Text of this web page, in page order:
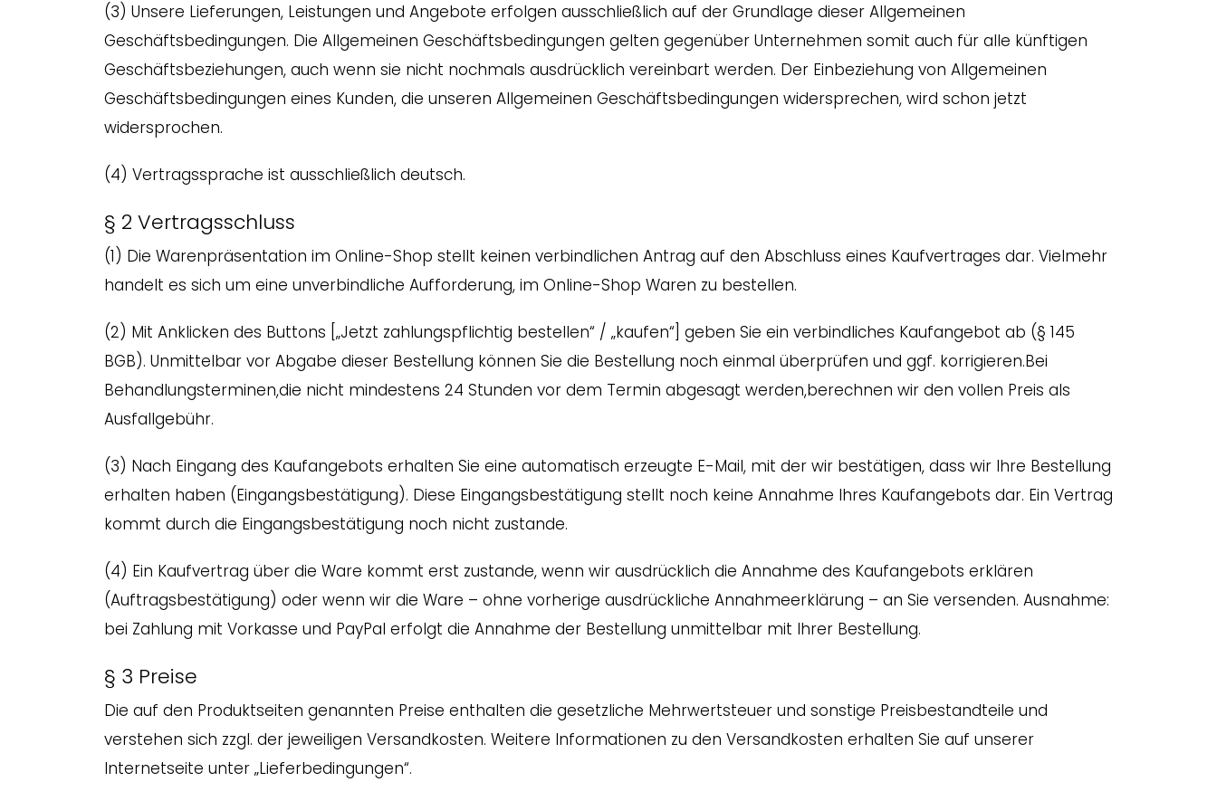
(3) Unsere Lieferungen, Leistungen und Angebote erfolgen ausschließlich auf der Grundlage dieser Allgemeinen
Geschäftsbedingungen. Die Allgemeinen Geschäftsbedingungen gelten gegenüber Unternehmen somit auch für alle künftigen
Geschäftsbeziehungen, auch wenn sie nicht nochmals ausdrücklich vereinbart werden. Der Einbeziehung von Allgemeinen
Geschäftsbedingungen eines Kunden, die unseren Allgemeinen Geschäftsbedingungen widersprechen, wird schon jetzt
widersprochen.
(4) Vertragssprache ist ausschließlich deutsch.
§ 2 Vertragsschluss
(1) Die Warenpräsentation im Online-Shop stellt keinen verbindlichen Antrag auf den Abschluss eines Kaufvertrages dar. Vielmehr
handelt es sich um eine unverbindliche Aufforderung, im Online-Shop Waren zu bestellen.
(2) Mit Anklicken des Buttons [„Jetzt zahlungspflichtig bestellen“ / „kaufen“] geben Sie ein verbindliches Kaufangebot ab (§ 145
BGB). Unmittelbar vor Abgabe dieser Bestellung können Sie die Bestellung noch einmal überprüfen und ggf. korrigieren.Bei
Behandlungsterminen,die nicht mindestens 24 Stunden vor dem Termin abgesagt werden,berechnen wir den vollen Preis als
Ausfallgebühr.
(3) Nach Eingang des Kaufangebots erhalten Sie eine automatisch erzeugte E-Mail, mit der wir bestätigen, dass wir Ihre Bestellung
erhalten haben (Eingangsbestätigung). Diese Eingangsbestätigung stellt noch keine Annahme Ihres Kaufangebots dar. Ein Vertrag
kommt durch die Eingangsbestätigung noch nicht zustande.
(4) Ein Kaufvertrag über die Ware kommt erst zustande, wenn wir ausdrücklich die Annahme des Kaufangebots erklären
(Auftragsbestätigung) oder wenn wir die Ware – ohne vorherige ausdrückliche Annahmeerklärung – an Sie versenden. Ausnahme:
bei Zahlung mit Vorkasse und PayPal erfolgt die Annahme der Bestellung unmittelbar mit Ihrer Bestellung.
§ 3 Preise
Die auf den Produktseiten genannten Preise enthalten die gesetzliche Mehrwertsteuer und sonstige Preisbestandteile und
verstehen sich zzgl. der jeweiligen Versandkosten. Weitere Informationen zu den Versandkosten erhalten Sie auf unserer
Internetseite unter „Lieferbedingungen“.